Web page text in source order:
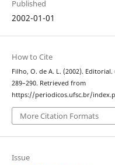
Published
2002-01-01
How to Cite
Filho, O. de A. L. (2002). Editorial.
289–290. Retrieved from
https://periodicos.ufsc.br/
More Citation Formats
Issue